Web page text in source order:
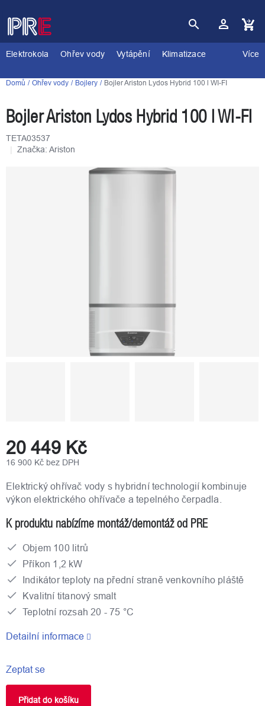
na
obsah
Nákupní
košík
Elektrokola
Ohřev vody Vytápění Klimatizace Více
Domů Ohřev vody Bojlery Bojler Ariston Lydos Hybrid 100 l WI-FI
Bojler Ariston Lydos Hybrid 100 l WI-FI
TETA03537
Značka: Ariston
20 449 Kč
16 900 Kč bez DPH
cena:
Přidat do košíku
Elektrický ohřívač vody s hybridní technologií kombinuje
výkon elektrického ohřívače a tepelného čerpadla.
K produktu nabízíme montáž/demontáž od PRE
Objem 100 litrů
Příkon 1,2 kW
Indikátor teploty na přední straně venkovního pláště
Kvalitní titanový smalt
Teplotní rozsah 20 - 75 °C
Detailní informace
Zeptat se